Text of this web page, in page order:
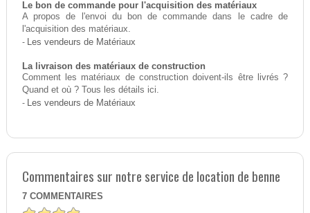
Le bon de commande pour l'acquisition des matériaux
A propos de l'envoi du bon de commande dans le cadre de
l'acquisition des matériaux.
- Les vendeurs de Matériaux
La livraison des matériaux de construction
Comment les matériaux de construction doivent-ils être livrés ?
Quand et où ? Tous les détails ici.
- Les vendeurs de Matériaux
Commentaires sur notre service de location de benne
7 COMMENTAIRES